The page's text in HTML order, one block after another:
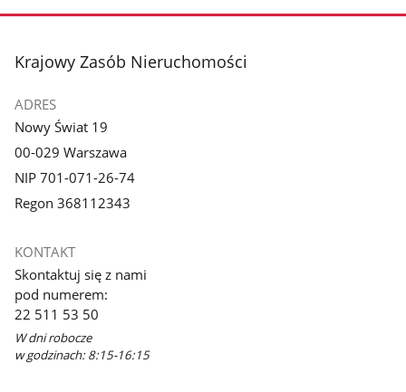
zdjęcie
galerii.
zdjęcie
galerii.
stopka
Krajowy Zasób Nieruchomości
ADRES
Nowy Świat 19
00-029 Warszawa
NIP 701-071-26-74
Regon 368112343
KONTAKT
Skontaktuj się z nami
pod numerem:
22 511 53 50
W dni robocze
w godzinach: 8:15-16:15